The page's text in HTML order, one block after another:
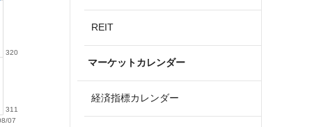
07
311
320
REIT
マーケットカレンダー
経済指標カレンダー